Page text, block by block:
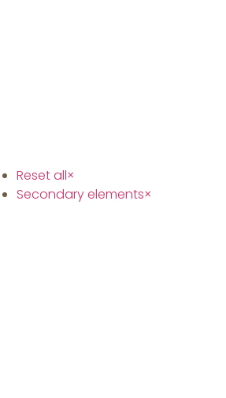
Reset all×
Secondary elements×